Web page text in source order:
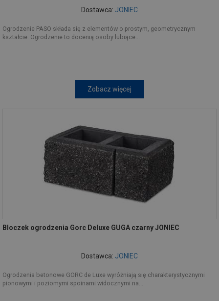
Dostawca: JONIEC
Ogrodzenie PASO składa się z elementów o prostym, geometrycznym
kształcie. Ogrodzenie to docenią osoby lubiące...
Zobacz więcej
Bloczek ogrodzenia Gorc Deluxe GUGA czarny JONIEC
Dostawca: JONIEC
Ogrodzenia betonowe GORC de Luxe wyróżniają się charakterystycznymi
pionowymi i poziomymi spoinami widocznymi na...